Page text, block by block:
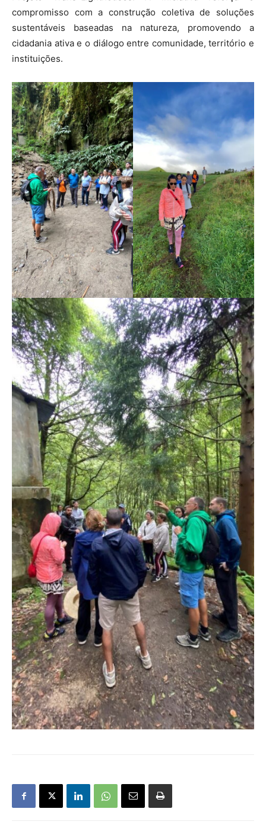
compromisso com a construção coletiva de soluções
sustentáveis baseadas na natureza, promovendo a
cidadania ativa e o diálogo entre comunidade, território e
instituições.